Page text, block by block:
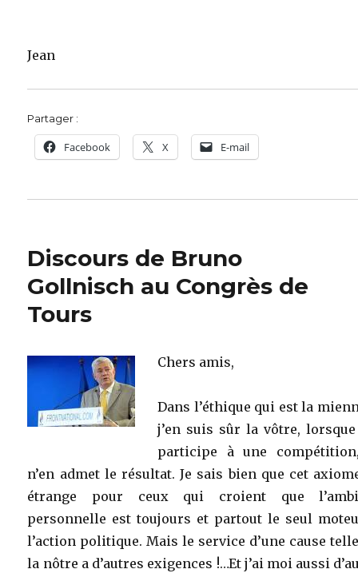
Jean
Partager :
Facebook X E-mail
Discours de Bruno
Gollnisch au Congrès de
Tours
Chers amis,
Dans l’éthique qui est la
j’en suis sûr la vôtre, lorsque
participe à une
n’en admet le résultat. Je sais bien que cet
étrange pour ceux qui croient que
personnelle est toujours et partout le seul
l’action politique. Mais le service d’une cause
la nôtre a d’autres exigences !…Et j’ai moi aussi